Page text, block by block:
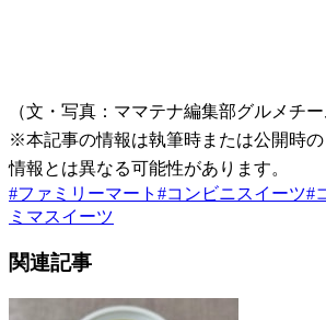
（文・写真：ママテナ編集部グルメチー
※本記事の情報は執筆時または公開時
情報とは異なる可能性があります。
#ファミリーマート #コンビニスイーツ#
ミマスイーツ
関連記事